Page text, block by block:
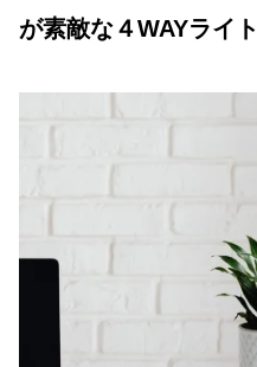
が素敵な４WAYライト